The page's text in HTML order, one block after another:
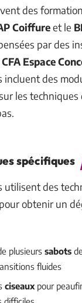
des
Coiffureet le
par des
CFA Espace
incluent des
les techniques
spécifiques
utilisent des
obtenir un
plusieurs sabots
fluides
ciseaux pour